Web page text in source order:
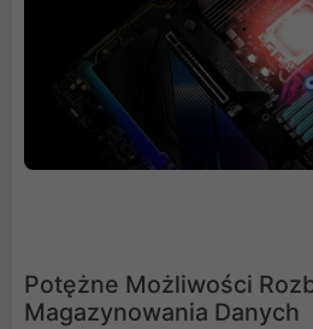
Potężne Możliwości
Magazynowania Danych